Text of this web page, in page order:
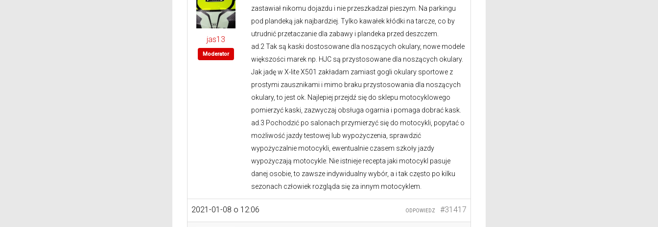
jas13
Moderator
zastawiał nikomu dojazdu i nie przeszkadzał pieszym. Na parkingu
pod plandeką jak najbardziej. Tylko kawałek kłódki na tarcze, co by
utrudnić przetaczanie dla zabawy i plandeka przed deszczem.
ad.2 Tak są kaski dostosowane dla noszących okulary, nowe modele
większości marek np. HJC są przystosowane dla noszących okulary.
Jak jadę w X-lite X501 zakładam zamiast gogli okulary sportowe z
prostymi zausznikami i mimo braku przystosowania dla noszących
okulary, to jest ok. Najlepiej przejdź się do sklepu motocyklowego
pomierzyć kaski, zazwyczaj obsługa ogarnia i pomaga dobrać kask.
ad.3 Pochodzić po salonach przymierzyć się do motocykli, popytać o
możliwość jazdy testowej lub wypożyczenia, sprawdzić
wypożyczalnie motocykli, ewentualnie czasem szkoły jazdy
wypożyczają motocykle. Nie istnieje recepta jaki motocykl pasuje
danej osobie, to zawsze indywidualny wybór, a i tak często po kilku
sezonach człowiek rozgląda się za innym motocyklem.
2021-01-08 o 12:06 #31417
ODPOWIEDZ